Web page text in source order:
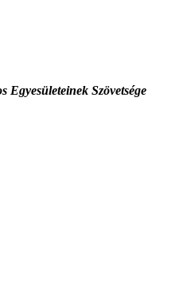
Egyesületeinek Szövetsége